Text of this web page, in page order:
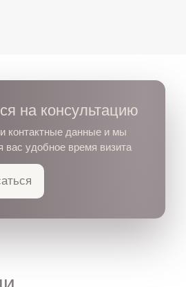
на консультацию
контактные данные и мы
вас удобное время визита